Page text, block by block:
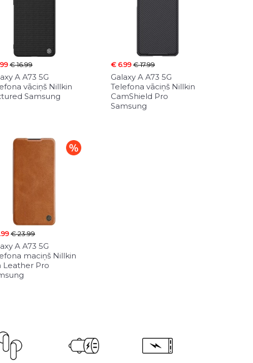
€ 16.99
A A73 5G
vāciņš Nillkin
Samsung
€ 6.99€ 17.99
Galaxy A A73 5G
Telefona vāciņš Nillkin
CamShield Pro
Samsung
€ 23.99
A A73 5G
maciņš Nillkin
Leather Pro